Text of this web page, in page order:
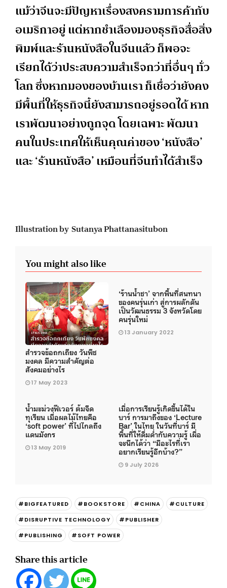
แม้ว่าจีนจะมีปัญหาเรื่องสงครามการค้ากับ
อเมริกาอยู่ แต่หากชำเลืองมองธุรกิจสื่อสิ่ง
พิมพ์และร้านหนังสือในจีนแล้ว ก็พอจะ
เรียกได้ว่าประสบความสำเร็จกว่าที่อื่นๆ ทั่ว
โลก ซึ่งหากมองของบ้านเรา ก็เชื่อว่ายังคง
มีพื้นที่ให้ธุรกิจนี้ยังสามารถอยู่รอดได้ หาก
เราพัฒนาอย่างถูกจุด โดยเฉพาะ พัฒนา
คนในประเทศให้เห็นคุณค่าของ ‘หนังสือ’
และ ‘ร้านหนังสือ’ เหมือนที่จีนทำได้สำเร็จ
Illustration by Sutanya Phattanasitubon
You might also like
สำรวจข้อถกเถียง วันพืช
มงคล มีความสำคัญต่อ
สังคมอย่างไร
17 May 2023
‘ร้านน้ำชา’ จากพื้นที่สนทนา
ของคนรุ่นเก่า สู่การผลักดัน
เป็นวัฒนธรรม 3 จังหวัดโดย
คนรุ่นใหม่
13 January 2022
น้ำมะม่วงฟีเวอร์ ต้มจืด
ทุเรียน เมื่อผลไม้ไทยคือ
‘soft power’ ที่ไปไกลถึง
แดนมังกร
13 May 2019
เมื่อการเรียนรู้เกิดขึ้นได้ใน
บาร์ การมาถึงของ ‘Lecture
Bar’ ในไทย ในวันที่บาร์ มี
พื้นที่ให้ดื่มด่ำกับความรู้ เผื่อ
จะนึกได้ว่า “มีอะไรที่เรา
อยากเรียนรู้อีกบ้าง?”
9 July 2026
#BIGFEATURED #BOOKSTORE #CHINA
#CULTURE
#DISRUPTIVE TECHNOLOGY
#PUBLISHER
#PUBLISHING
#SOFT POWER
Share this article